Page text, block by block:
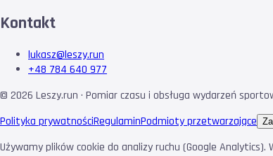
Kontakt
lukasz@leszy.run
+48 784 640 977
© 2026 Leszy.run · Pomiar czasu i obsługa wydarzeń
Polityka prywatnościRegulaminPodmioty przetwarzające
Używamy plików cookie do analizy ruchu (Google